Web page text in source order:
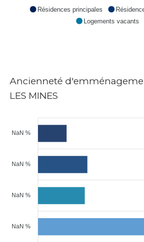
Résidences principales
Logements vacants
Ancienneté
LES MINES
NaN %
NaN %
NaN %
NaN %